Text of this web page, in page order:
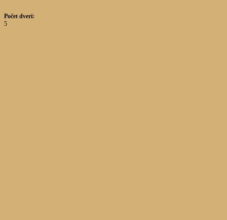
Počet dverí:
5